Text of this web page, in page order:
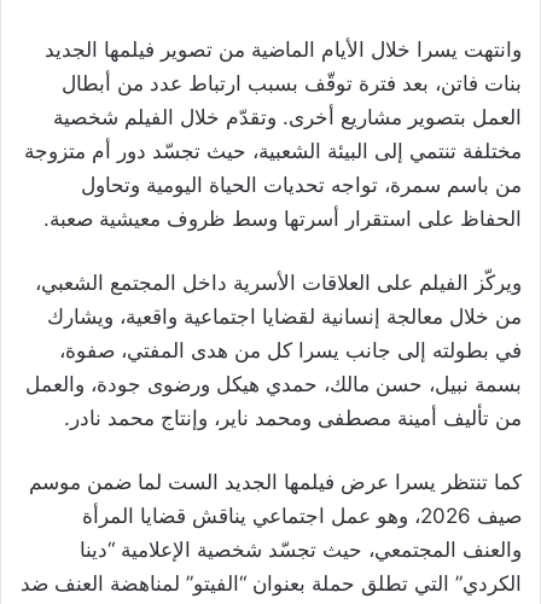
وانتهت يسرا خلال الأيام الماضية من تصوير فيلمها الجديد
بنات فاتن، بعد فترة توقّف بسبب ارتباط عدد من أبطال
العمل بتصوير مشاريع أخرى. وتقدّم خلال الفيلم شخصية
مختلفة تنتمي إلى البيئة الشعبية، حيث تجسّد دور أم متزوجة
من باسم سمرة، تواجه تحديات الحياة اليومية وتحاول
الحفاظ على استقرار أسرتها وسط ظروف معيشية صعبة.
ويركّز الفيلم على العلاقات الأسرية داخل المجتمع الشعبي،
من خلال معالجة إنسانية لقضايا اجتماعية واقعية، ويشارك
في بطولته إلى جانب يسرا كل من هدى المفتي، صفوة،
بسمة نبيل، حسن مالك، حمدي هيكل ورضوى جودة، والعمل
من تأليف أمينة مصطفى ومحمد ناير، وإنتاج محمد نادر.
كما تنتظر يسرا عرض فيلمها الجديد الست لما ضمن موسم
صيف 2026، وهو عمل اجتماعي يناقش قضايا المرأة
والعنف المجتمعي، حيث تجسّد شخصية الإعلامية “دينا
الكردي” التي تطلق حملة بعنوان “الفيتو” لمناهضة العنف ضد